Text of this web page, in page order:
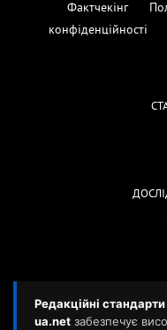
Фактчекінг
конфіденційності
Редакційні
ua.net забезпечує